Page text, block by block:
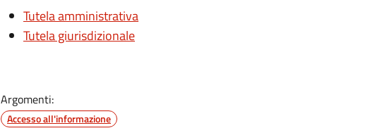
Tutela amministrativa
Tutela giurisdizionale
Argomenti:
Accesso all'informazione